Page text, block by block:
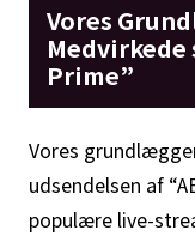
Vores
Medvirkede
Prime”
Vores
udsendelsen af
populære live-